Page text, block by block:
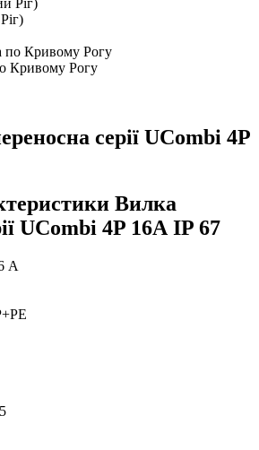
Кривому Рогу
серії UCombi 4P
Вилка
UCombi 4P 16А IP 67
А